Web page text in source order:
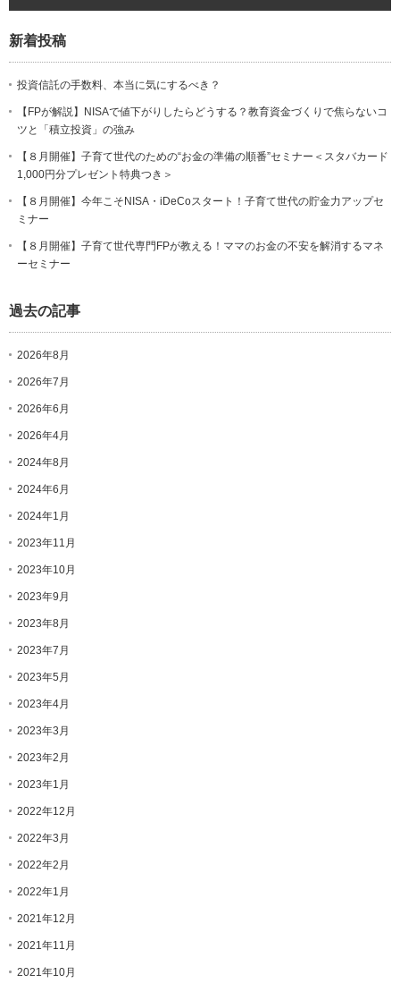
新着投稿
投資信託の手数料、本当に気にするべき？
【FPが解説】NISAで値下がりしたらどうする？教育資金づくりで焦らないコ
ツと「積立投資」の強み
【８月開催】子育て世代のための“お金の準備の順番”セミナー＜スタバカード
1,000円分プレゼント特典つき＞
【８月開催】今年こそNISA・iDeCoスタート！子育て世代の貯金力アップセ
ミナー
【８月開催】子育て世代専門FPが教える！ママのお金の不安を解消するマネ
ーセミナー
過去の記事
2026年8月
2026年7月
2026年6月
2026年4月
2024年8月
2024年6月
2024年1月
2023年11月
2023年10月
2023年9月
2023年8月
2023年7月
2023年5月
2023年4月
2023年3月
2023年2月
2023年1月
2022年12月
2022年3月
2022年2月
2022年1月
2021年12月
2021年11月
2021年10月